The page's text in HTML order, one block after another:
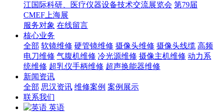
江国际科研、医疗仪器设备技术交流展览会 第79届
CMEF上海展
服务对象 在线留言
核心业务
全部 软镜维修 硬管镜维修 摄像头维修 摄像头线缆 高频
电刀维修 气腹机维修 冷光源维修 摄像主机维修 动力系
统维修 超乳仪手柄维修 超声换能器维修
新闻资讯
全部 思汉资讯 维修案例 案例展示
联系我们
英语